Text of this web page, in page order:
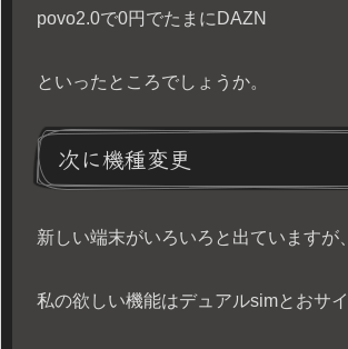
povo2.0で0円でたまにDAZN
といったところでしょうか。
次に機種変更
新しい端末がいろいろと出ていますが、
私の欲しい機能はデュアルsimとおサ